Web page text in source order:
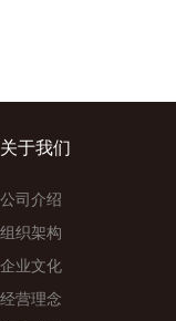
关于我们
公司介绍
组织架构
企业文化
经营理念